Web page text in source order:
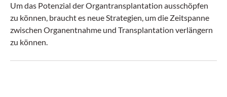
Um das Potenzial der Organtransplantation ausschöpfen
zu können, braucht es neue Strategien, um die Zeitspanne
zwischen Organentnahme und Transplantation verlängern
zu können.